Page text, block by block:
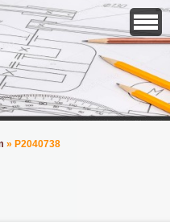
» P2040738